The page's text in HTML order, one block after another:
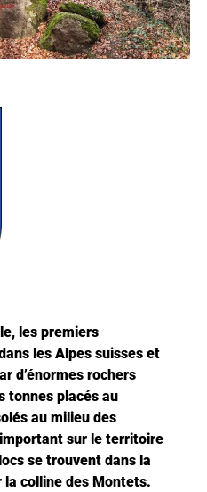
les premiers
les Alpes suisses et
d’énormes rochers
tonnes placés au
au milieu des
sur le territoire
se trouvent dans la
colline des Montets.